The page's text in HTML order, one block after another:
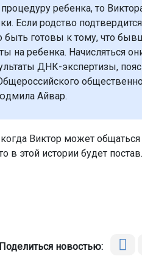
ребенка, то
Если родство
быть готовы к тому, что
на ребенка. Начисляться
ДНК-экспертизы,
Айвар.
Виктор может
в этой истории будет
Поделиться новостью: